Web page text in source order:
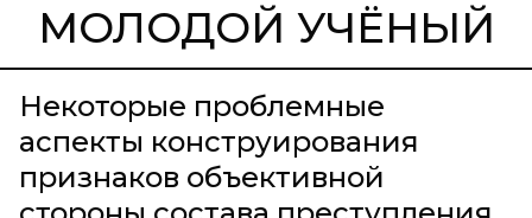
МОЛОДОЙ УЧЁНЫЙ
Некоторые проблемные
аспекты конструирования
признаков объективной